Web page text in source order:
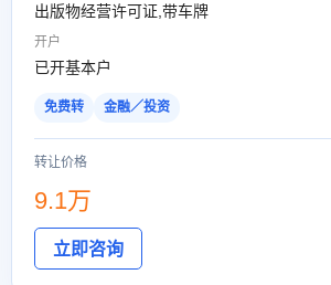
出版物经营许可证,带车牌
开户
已开基本户
免费转 金融／投资
转让价格
9.1万
立即咨询